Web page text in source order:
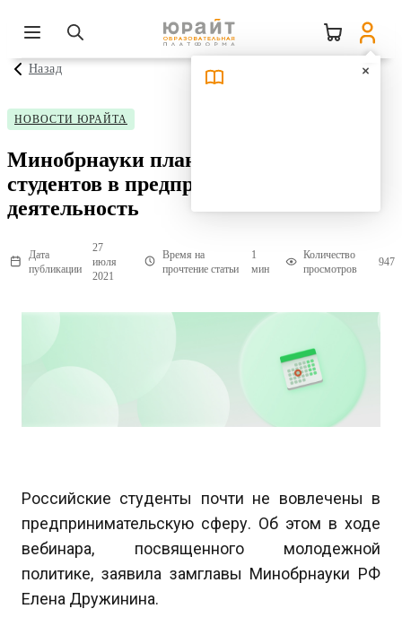
Назад
НОВОСТИ ЮРАЙТА
Минобрнауки планирует вовлекать
студентов в предпринимательскую
деятельность
Дата
публикации
27
июля
2021
Время на
прочтение статьи
1
мин
Количество
просмотров
947
Российские студенты почти не вовлечены в
предпринимательскую сферу. Об этом в ходе
вебинара, посвященного молодежной
политике, заявила замглавы Минобрнауки РФ
Елена Дружинина.